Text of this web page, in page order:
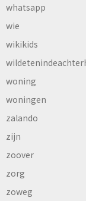
whatsapp
wie
wikikids
woning
woningen
zalando
zijn
zoover
zorg
zoweg